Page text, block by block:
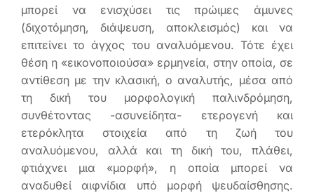
μπορεί να ενισχύσει τις πρώιμες άμυνες
(διχοτόμηση, διάψευση, αποκλεισμός) και να
επιτείνει το άγχος του αναλυόμενου. Τότε έχει
θέση η «εικονοποιούσα» ερμηνεία, στην οποία, σε
αντίθεση με την κλασική, ο αναλυτής, μέσα από
τη δική του μορφολογική παλινδρόμηση,
συνθέτοντας -ασυνείδητα- ετερογενή και
ετερόκλητα στοιχεία από τη ζωή του
αναλυόμενου, αλλά και τη δική του, πλάθει,
φτιάχνει μια «μορφή», η οποία μπορεί να
αναδυθεί αιφνίδια υπό μορφή ψευδαίσθησης.